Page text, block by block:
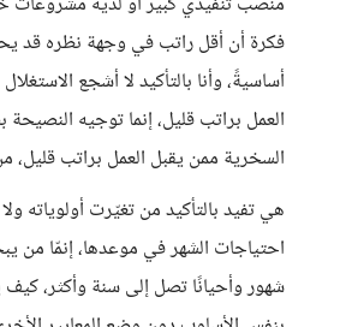
فكرة أن أقل راتب في وجهة نظره قد
أساسيةً، وأنا بالتأكيد لا أشجع
العمل براتب قليل، إنما توجيه
السخرية ممن يقبل العمل براتب قليل،
هي تفيد بالتأكيد من تغيّرت أولوياته
احتياجات الشهر في موعدها، إنمّا من
شهور وأحيانًا تصل إلى سنة وأكثر،